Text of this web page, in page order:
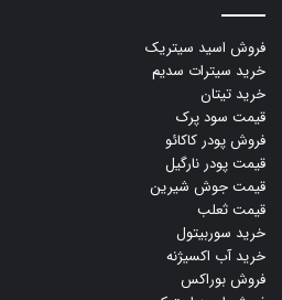
فروش اسید سیتریک
خرید سیترات سدیم
خرید تیتان
قیمت سود پرک
فروش پودر کاکائو
قیمت پودر نارگیل
قیمت جوش شیرین
قیمت ثعلب
خرید سوربیتول
خرید آب اکسیژنه
فروش بوراکس